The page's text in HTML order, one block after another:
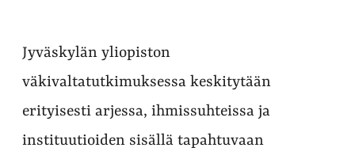
Jyväskylän yliopiston
väkivaltatutkimuksessa keskitytään
erityisesti arjessa, ihmissuhteissa ja
instituutioiden sisällä tapahtuvaan